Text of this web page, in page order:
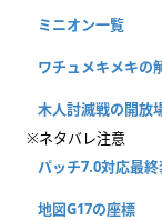
ミニオン一覧
ワチュメキメキの
木人討滅戦の開放
※ネタバレ注意
パッチ7.0対応最
地図G17の座標